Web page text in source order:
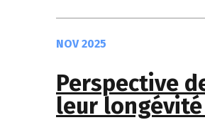
NOV 2025
Perspective
leur